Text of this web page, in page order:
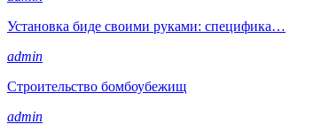
Установка биде своими руками: специфика…
admin
Строительство бомбоубежищ
admin